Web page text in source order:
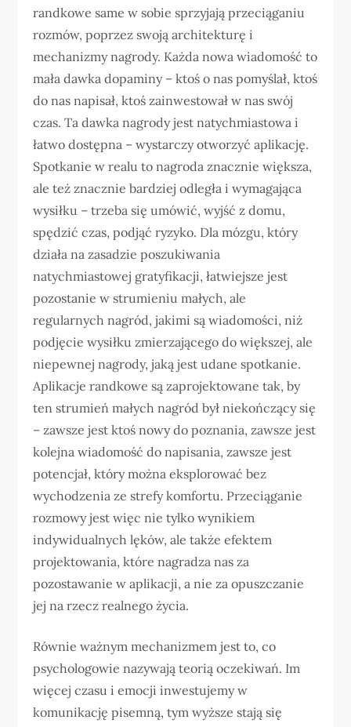
randkowe same w sobie sprzyjają przeciąganiu
rozmów, poprzez swoją architekturę i
mechanizmy nagrody. Każda nowa wiadomość to
mała dawka dopaminy – ktoś o nas pomyślał, ktoś
do nas napisał, ktoś zainwestował w nas swój
czas. Ta dawka nagrody jest natychmiastowa i
łatwo dostępna – wystarczy otworzyć aplikację.
Spotkanie w realu to nagroda znacznie większa,
ale też znacznie bardziej odległa i wymagająca
wysiłku – trzeba się umówić, wyjść z domu,
spędzić czas, podjąć ryzyko. Dla mózgu, który
działa na zasadzie poszukiwania
natychmiastowej gratyfikacji, łatwiejsze jest
pozostanie w strumieniu małych, ale
regularnych nagród, jakimi są wiadomości, niż
podjęcie wysiłku zmierzającego do większej, ale
niepewnej nagrody, jaką jest udane spotkanie.
Aplikacje randkowe są zaprojektowane tak, by
ten strumień małych nagród był niekończący się
– zawsze jest ktoś nowy do poznania, zawsze jest
kolejna wiadomość do napisania, zawsze jest
potencjał, który można eksplorować bez
wychodzenia ze strefy komfortu. Przeciąganie
rozmowy jest więc nie tylko wynikiem
indywidualnych lęków, ale także efektem
projektowania, które nagradza nas za
pozostawanie w aplikacji, a nie za opuszczanie
jej na rzecz realnego życia.
Równie ważnym mechanizmem jest to, co
psychologowie nazywają teorią oczekiwań. Im
więcej czasu i emocji inwestujemy w
komunikację pisemną, tym wyższe stają się